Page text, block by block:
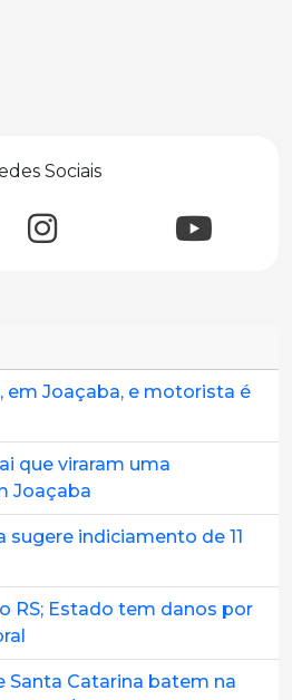
Sociais
em Joaçaba, e motorista é
que viraram uma
Joaçaba
sugere indiciamento de 11
RS; Estado tem danos por
Santa Catarina batem na